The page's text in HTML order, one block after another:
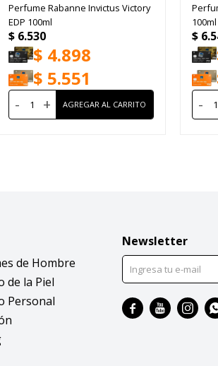
Perfume Rabanne Invictus Victory
EDP 100ml
$ 6.530
$ 4.898
$ 5.551
- +
100ml
$
-
de Hombre
de la Piel
Personal
Newsletter
  